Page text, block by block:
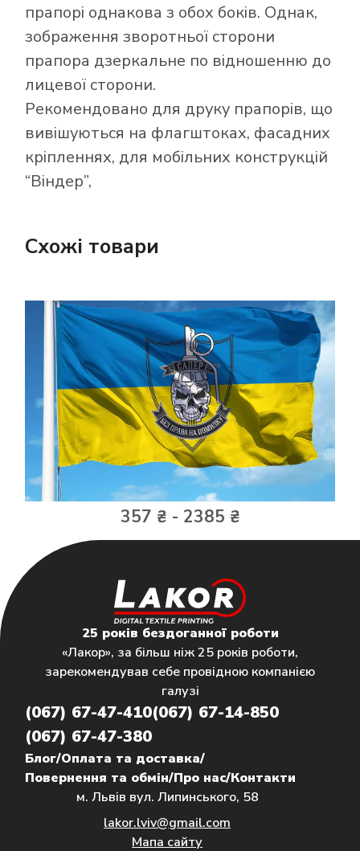
прапорі однакова з обох боків. Однак,
зображення зворотньої сторони
прапора дзеркальне по відношенню до
лицевої сторони.
Рекомендовано для друку прапорів, що
вивішуються на флагштоках, фасадних
кріпленнях, для мобільних конструкцій
“Віндер”,
Схожі товари
357 ₴ - 2385 ₴
25 років бездоганної роботи
«Лакор», за більш ніж 25 років роботи,
зарекомендував себе провідною компанією
галузі
(067) 67-47-410(067) 67-14-850
(067) 67-47-380
Блог/Оплата та доставка/
Повернення та обмін/Про нас/Контакти
м. Львів вул. Липинського, 58
lakor.lviv@gmail.com
Мапа сайту